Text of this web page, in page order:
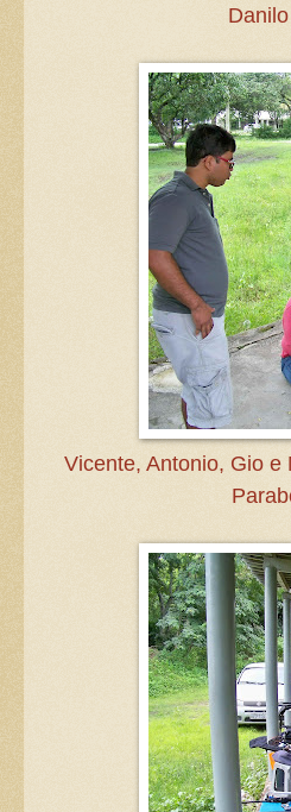
Vicente, Antonio, Gio e